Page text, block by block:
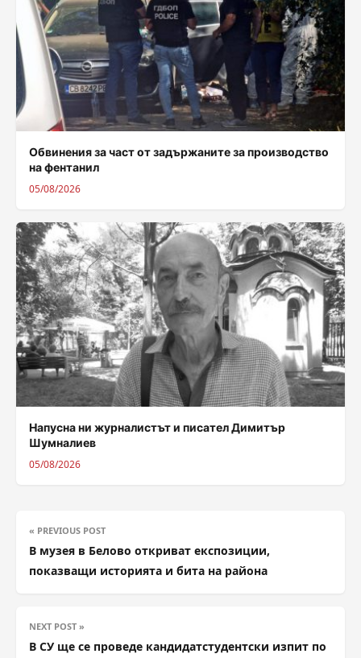
Обвинения за част от задържаните за производство
на фентанил
05/08/2026
Напусна ни журналистът и писател Димитър
Шумналиев
05/08/2026
« PREVIOUS POST
В музея в Белово откриват експозиции,
показващи историята и бита на района
NEXT POST »
В СУ ще се проведе кандидатстудентски изпит по